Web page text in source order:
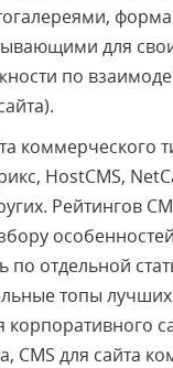
для
по
коммерческого
HostCMS,
Рейтингов
по отдельной
топы лучших
корпоративного
CMS для сайта